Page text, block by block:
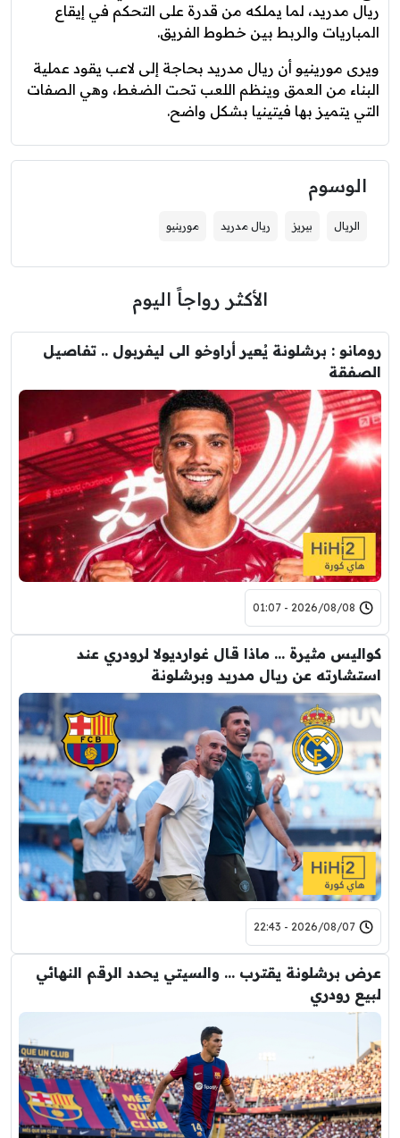
ريال مدريد، لما يملكه من قدرة على التحكم في إيقاع
المباريات والربط بين خطوط الفريق.
ويرى مورينيو أن ريال مدريد بحاجة إلى لاعب يقود عملية
البناء من العمق وينظم اللعب تحت الضغط، وهي الصفات
التي يتميز بها فيتينيا بشكل واضح.
الوسوم
الريال بيريز ريال مدريد مورينيو
الأكثر رواجاً اليوم
رومانو : برشلونة يُعير أراوخو الى ليفربول .. تفاصيل
الصفقة
2026/08/08 - 01:07
كواليس مثيرة … ماذا قال غوارديولا لرودري عند
استشارته عن ريال مدريد وبرشلونة
2026/08/07 - 22:43
عرض برشلونة يقترب … والسيتي يحدد الرقم النهائي
لبيع رودري